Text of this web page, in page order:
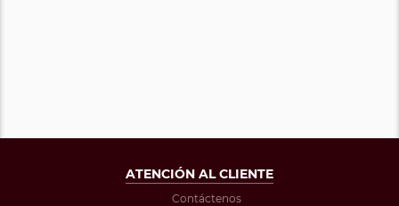
ATENCIÓN AL CLIENTE
Contáctenos